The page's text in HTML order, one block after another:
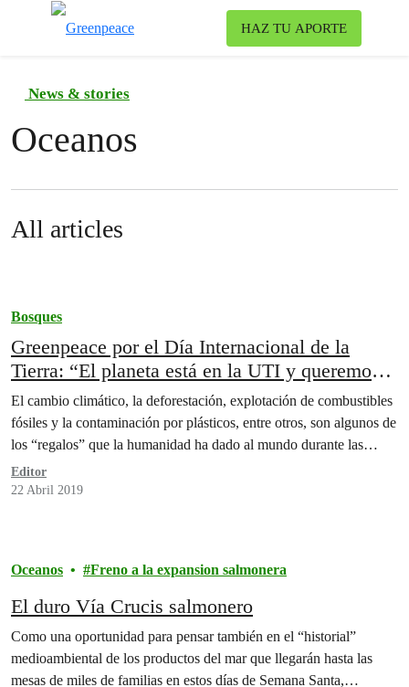
HAZ TU APORTE
News & stories
Oceanos
All articles
Bosques
Greenpeace por el Día Internacional de la
Tierra: “El planeta está en la UTI y queremos
darle aspirinas”
El cambio climático, la deforestación, explotación de combustibles
fósiles y la contaminación por plásticos, entre otros, son algunos de
los “regalos” que la humanidad ha dado al mundo durante las…
Editor
22 Abril 2019
Oceanos Freno a la expansion salmonera
El duro Vía Crucis salmonero
Como una oportunidad para pensar también en el “historial”
medioambiental de los productos del mar que llegarán hasta las
mesas de miles de familias en estos días de Semana Santa,…